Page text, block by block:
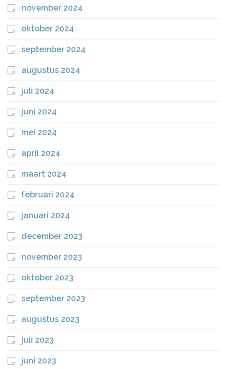
november 2024
oktober 2024
september 2024
augustus 2024
juli 2024
juni 2024
mei 2024
april 2024
maart 2024
februari 2024
januari 2024
december 2023
november 2023
oktober 2023
september 2023
augustus 2023
juli 2023
juni 2023